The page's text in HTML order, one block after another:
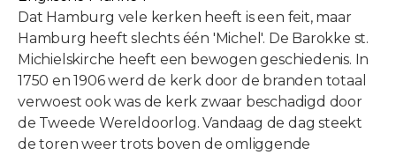
Dat Hamburg vele kerken heeft is een feit, maar
Hamburg heeft slechts één 'Michel'. De Barokke st.
Michielskirche heeft een bewogen geschiedenis. In
1750 en 1906 werd de kerk door de branden totaal
verwoest ook was de kerk zwaar beschadigd door
de Tweede Wereldoorlog. Vandaag de dag steekt
de toren weer trots boven de omliggende